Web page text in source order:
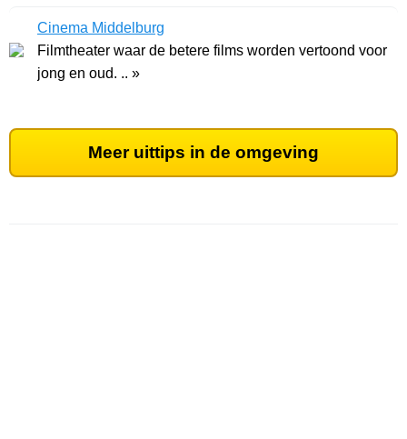
Cinema Middelburg
Filmtheater waar de betere films worden vertoond voor
jong en oud. .. »
Meer uittips in de omgeving